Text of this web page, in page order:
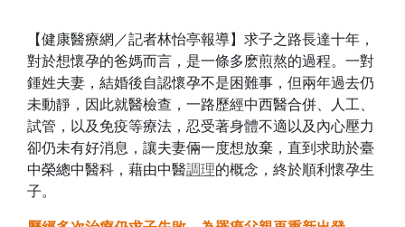
【健康醫療網／記者林怡亭報導】求子之路長達十年，
對於想懷孕的爸媽而言，是一條多麽煎熬的過程。一對
鍾姓夫妻，結婚後自認懷孕不是困難事，但兩年過去仍
未動靜，因此就醫檢查，一路歷經中西醫合併、人工、
試管，以及免疫等療法，忍受著身體不適以及內心壓力
卻仍未有好消息，讓夫妻倆一度想放棄，直到求助於臺
中榮總中醫科，藉由中醫調理的概念，終於順利懷孕生
子。